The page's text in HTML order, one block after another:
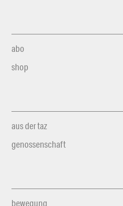
abo
shop
aus der taz
genossenschaft
bewegung